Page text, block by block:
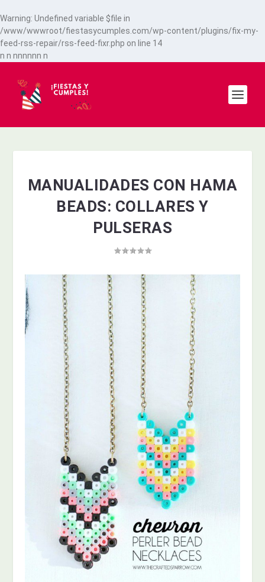
Warning: Undefined variable $file in
/www/wwwroot/fiestasycumples.com/wp-content/plugins/fix-my-
feed-rss-repair/rss-feed-fixr.php on line 14
n n nnnnnn n
MANUALIDADES CON HAMA
BEADS: COLLARES Y
PULSERAS